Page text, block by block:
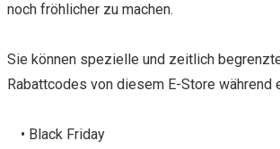
noch fröhlicher zu machen.
Sie können spezielle und zeitlich
Rabattcodes von diesem E-Store während
• Black Friday